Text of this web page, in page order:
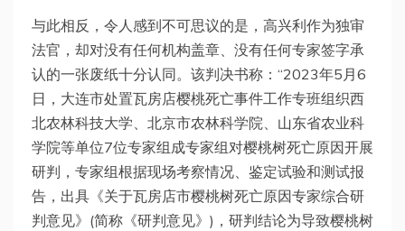
与此相反，令人感到不可思议的是，高兴利作为独审
法官，却对没有任何机构盖章、没有任何专家签字承
认的一张废纸十分认同。该判决书称：“2023年5月6
日，大连市处置瓦房店樱桃死亡事件工作专班组织西
北农林科技大学、北京市农林科学院、山东省农业科
学院等单位7位专家组成专家组对樱桃树死亡原因开展
研判，专家组根据现场考察情况、鉴定试验和测试报
告，出具《关于瓦房店市樱桃树死亡原因专家综合研
判意见》(简称《研判意见》)，研判结论为导致樱桃树